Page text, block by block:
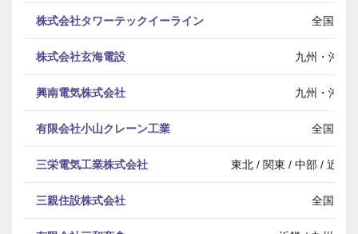
株式会社タワーテックイーライン 全国
株式会社玄海電設 九州・沖縄
興南電気株式会社 九州・沖縄
有限会社小山クレーン工業 全国
三栄電気工業株式会社 東北 / 関東 / 中部 / 近畿
三親住設株式会社 全国